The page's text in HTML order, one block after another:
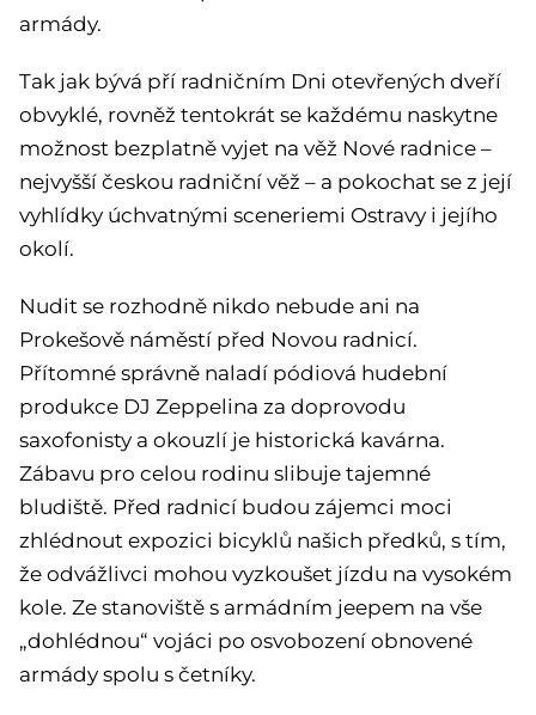
armády.
Tak jak bývá pří radničním Dni otevřených dveří
obvyklé, rovněž tentokrát se každému naskytne
možnost bezplatně vyjet na věž Nové radnice –
nejvyšší českou radniční věž – a pokochat se z její
vyhlídky úchvatnými sceneriemi Ostravy i jejího
okolí.
Nudit se rozhodně nikdo nebude ani na
Prokešově náměstí před Novou radnicí.
Přítomné správně naladí pódiová hudební
produkce DJ Zeppelina za doprovodu
saxofonisty a okouzlí je historická kavárna.
Zábavu pro celou rodinu slibuje tajemné
bludiště. Před radnicí budou zájemci moci
zhlédnout expozici bicyklů našich předků, s tím,
že odvážlivci mohou vyzkoušet jízdu na vysokém
kole. Ze stanoviště s armádním jeepem na vše
„dohlédnou“ vojáci po osvobození obnovené
armády spolu s četníky.